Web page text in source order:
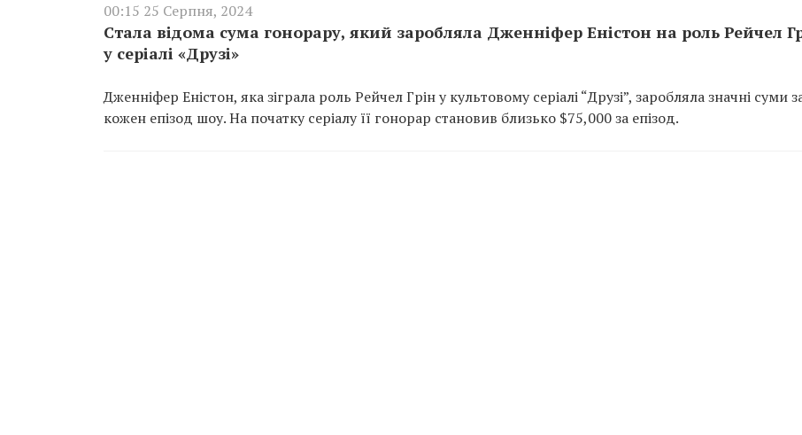
00:15 25 Серпня, 2024
Стала відома сума гонорару, який заробляла Дженніфер Еністон на роль Рейчел
у серіалі «Друзі»
Дженніфер Еністон, яка зіграла роль Рейчел Грін у культовому серіалі “Друзі”, заробляла значні суми
кожен епізод шоу. На початку серіалу її гонорар становив близько $75,000 за епізод.